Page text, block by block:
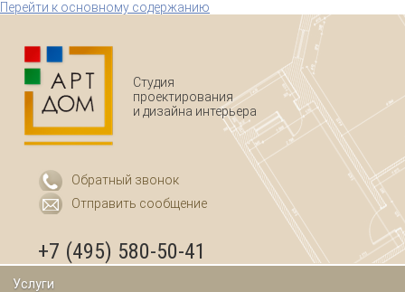
Перейти к основному содержанию
Студия
проектирования
и дизайна интерьера
Обратный звонок
Отправить сообщение
+7 (495) 580-50-41
Услуги